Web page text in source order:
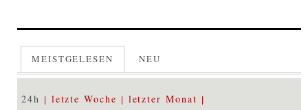
MEISTGELESEN NEU
24h letzte Woche letzter Monat